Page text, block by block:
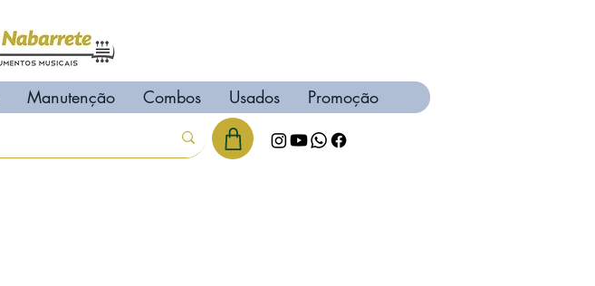
Manutenção Combos Usados Promoção